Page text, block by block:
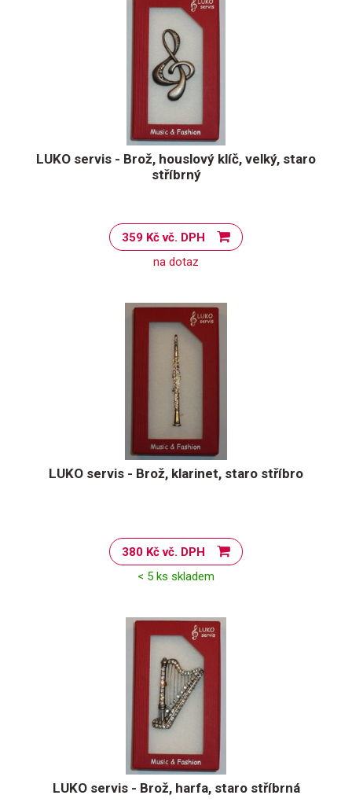
LUKO servis - Brož, houslový klíč, velký, staro
stříbrný
359 Kč vč. DPH
na dotaz
LUKO servis - Brož, klarinet, staro stříbro
380 Kč vč. DPH
< 5 ks skladem
LUKO servis - Brož, harfa, staro stříbrná